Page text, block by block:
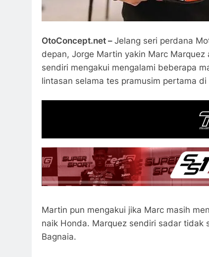
OtoConcept.net – Jelang seri perdana
depan, Jorge Martin yakin Marc
sendiri mengakui mengalami beberapa
lintasan selama tes pramusim pertama di
Martin pun mengakui jika Marc masih
naik Honda. Marquez sendiri sadar tidak
Bagnaia.